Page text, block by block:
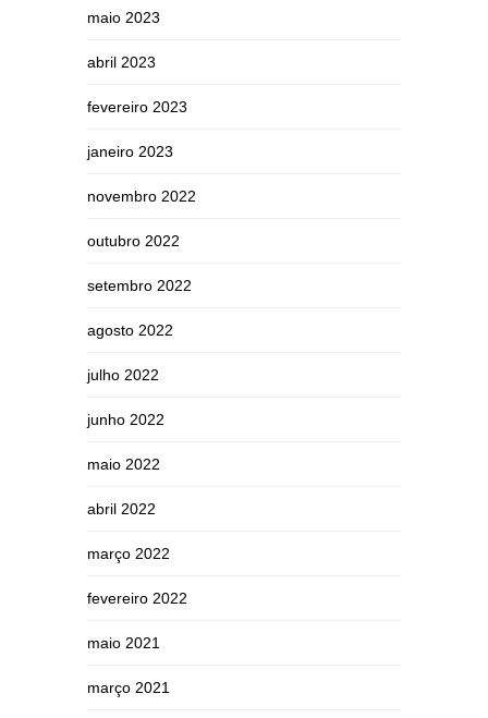
maio 2023
abril 2023
fevereiro 2023
janeiro 2023
novembro 2022
outubro 2022
setembro 2022
agosto 2022
julho 2022
junho 2022
maio 2022
abril 2022
março 2022
fevereiro 2022
maio 2021
março 2021